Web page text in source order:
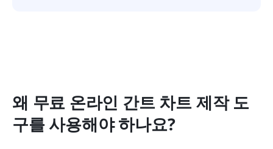
왜 무료 온라인 간트 차트 제작 도
구를 사용해야 하나요?